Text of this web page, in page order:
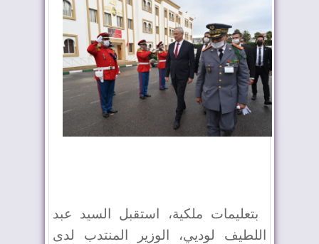
بتعليمات ملكية، استقبل السيد عبد
اللطيف لوديي، الوزير المنتدب لدى